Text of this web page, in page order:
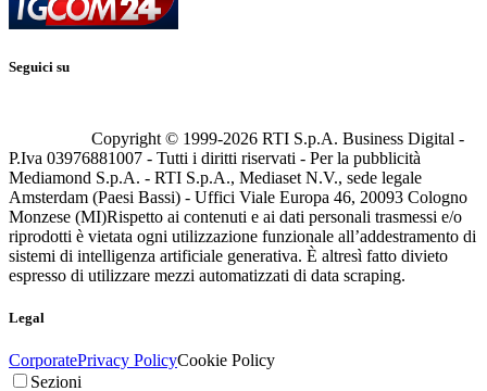
Seguici su
Copyright © 1999-2026 RTI S.p.A. Business Digital -
P.Iva 03976881007 - Tutti i diritti riservati - Per la pubblicità
Mediamond S.p.A. - RTI S.p.A., Mediaset N.V., sede legale
Amsterdam (Paesi Bassi) - Uffici Viale Europa 46, 20093 Cologno
Monzese (MI)Rispetto ai contenuti e ai dati personali trasmessi e/o
riprodotti è vietata ogni utilizzazione funzionale all’addestramento di
sistemi di intelligenza artificiale generativa. È altresì fatto divieto
espresso di utilizzare mezzi automatizzati di data scraping.
Legal
CorporatePrivacy PolicyCookie Policy
Sezioni